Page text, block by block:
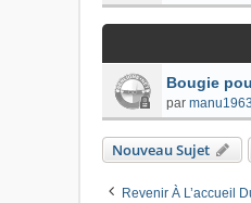
Bougie
par manu1963
Nouveau Sujet
Revenir À L’accueil